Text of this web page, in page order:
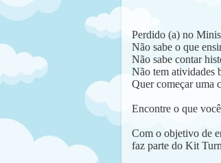
Perdido (a) no
Não sabe o que
Não sabe contar
Não tem atividades
Quer começar uma
Encontre o que
Com o objetivo de
faz parte do Kit